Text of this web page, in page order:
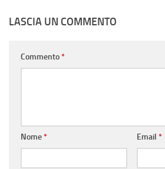
LASCIA UN COMMENTO
Commento*
Nome* Email *